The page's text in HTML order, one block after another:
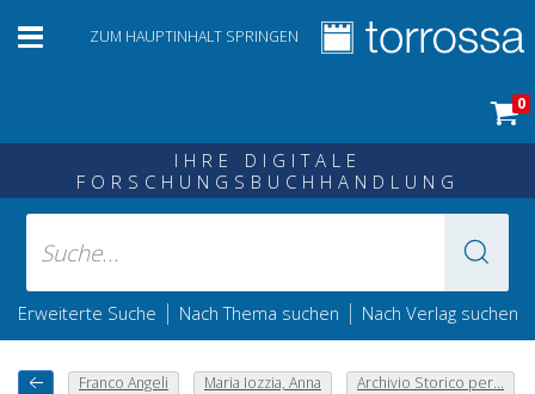
ZUM HAUPTINHALT SPRINGEN
0
IHRE DIGITALE
FORSCHUNGSBUCHHANDLUNG
Erweiterte Suche | Nach Thema suchen | Nach Verlag suchen
Franco Angeli Maria Iozzia, Anna Archivio Storico per...